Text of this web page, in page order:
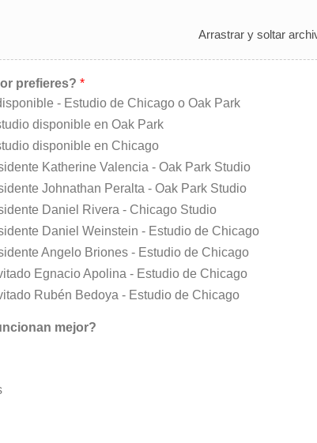
Arrastrar y soltar
prefieres? *
- Estudio de Chicago o Oak Park
disponible en Oak Park
disponible en Chicago
Katherine Valencia - Oak Park Studio
Johnathan Peralta - Oak Park Studio
Daniel Rivera - Chicago Studio
Daniel Weinstein - Estudio de Chicago
Angelo Briones - Estudio de Chicago
Egnacio Apolina - Estudio de Chicago
Rubén Bedoya - Estudio de Chicago
mejor?